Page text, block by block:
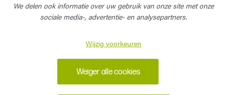
Contacteer ons
Stoomboek
We delen ook informatie over uw gebruik van onze site met onze
sociale media-, advertentie- en analysepartners.
Wijzig voorkeuren
Weiger alle cookies